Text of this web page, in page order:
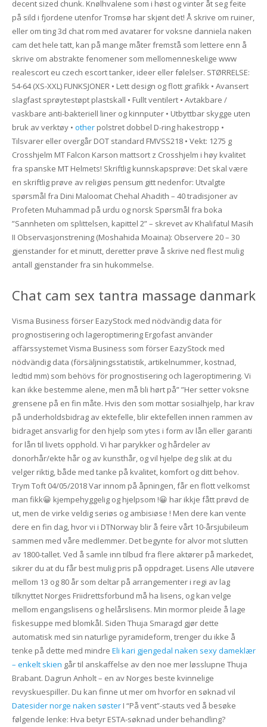
decent sized chunk. Knølhvalene som i høst og vinter åt seg feite
på sild i fjordene utenfor Tromsø har skjønt det! Å skrive om ruiner,
eller om ting 3d chat rom med avatarer for voksne danniela naken
cam det hele tatt, kan på mange måter fremstå som lettere enn å
skrive om abstrakte fenomener som mellomenneskelige www
realescort eu czech escort tanker, ideer eller følelser. STØRRELSE:
54-64 (XS-XXL) FUNKSJONER • Lett design og flott grafikk • Avansert
slagfast sprøytestøpt plastskall • Fullt ventilert • Avtakbare /
vaskbare anti-bakteriell liner og kinnputer • Utbyttbar skygge uten
bruk av verktøy • otherpolstret dobbel D-ring hakestropp •
Tilsvarer eller overgår DOT standard FMVSS218 • Vekt: 1275 g
Crosshjelm MT Falcon Karson mattsort z Crosshjelm i høy kvalitet
fra spanske MT Helmets! Skriftlig kunnskapsprøve: Det skal være
en skriftlig prøve av religiøs pensum gitt nedenfor: Utvalgte
spørsmål fra Dini Maloomat Chehal Ahadith – 40 tradisjoner av
Profeten Muhammad på urdu og norsk Spørsmål fra boka
”Sannheten om splittelsen, kapittel 2” – skrevet av Khalifatul Masih
II Observasjonstrening (Moshahida Moaina): Observere 20 – 30
gjenstander for et minutt, deretter prøve å skrive ned flest mulig
antall gjenstander fra sin hukommelse.
Chat cam sex tantra massage danmark
Visma Business förser EazyStock med nödvändig data för
prognostisering och lageroptimering Ergofast använder
affärssystemet Visma Business som förser EazyStock med
nödvändig data (försäljningsstatistik, artikelnummer, kostnad,
ledtid mm) som behövs för prognostisering och lageroptimering. Vi
kan ikke bestemme alene, men må bli hørt på” ”Her setter voksne
grensene på en fin måte. Hvis den som mottar sosialhjelp, har krav
på underholdsbidrag av ektefelle, blir ektefellen innen rammen av
bidraget ansvarlig for den hjelp som ytes i form av lån eller garanti
for lån til livets opphold. Vi har parykker og hårdeler av
donorhår/ekte hår og av kunsthår, og vil hjelpe deg slik at du
velger riktig, både med tanke på kvalitet, komfort og ditt behov.
Trym Toft 04/05/2018 Var innom på åpningen, får en flott velkomst
man fikk😀 kjempehyggelig og hjelpsom !😀 har ikkje fått prøvd de
ut, men de virke veldig seriøs og ambisiøse ! Men dere kan vente
dere en fin dag, hvor vi i DTNorway blir å feire vårt 10-årsjubileum
sammen med våre medlemmer. Det begynte for alvor mot slutten
av 1800-tallet. Ved å samle inn tilbud fra flere aktører på markedet,
sikrer du at du får best mulig pris på oppdraget. Lisens Alle utøvere
mellom 13 og 80 år som deltar på arrangementer i regi av lag
tilknyttet Norges Friidrettsforbund må ha lisens, og kan velge
mellom engangslisens og helårslisens. Min mormor pleide å lage
fiskesuppe med blomkål. Siden Thuja Smaragd gjør dette
automatisk med sin naturlige pyramideform, trenger du ikke å
tenke på dette med mindre Eli kari gjengedal naken sexy dameklær
– enkelt skien går til anskaffelse av den noe mer løsslupne Thuja
Brabant. Dagrun Anholt – en av Norges beste kvinnelige
revyskuespiller. Du kan finne ut mer om hvorfor en søknad vil
Datesider norge naken søsterI “På vent”-stauts ved å besøke
følgende lenke: Hva betyr ESTA-søknad under behandling?